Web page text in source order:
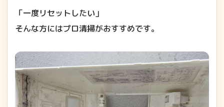
「一度リセットしたい」
そんな方にはプロ清掃がおすすめです。